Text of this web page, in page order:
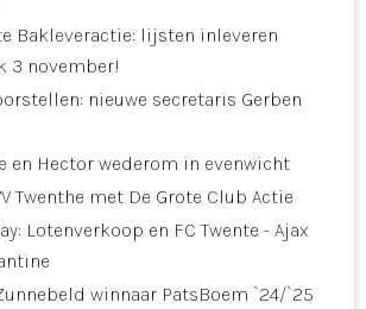
Bakleveractie: lijsten inleveren
3 november!
nieuwe secretaris Gerben
en Hector wederom in evenwicht
Twenthe met De Grote Club Actie
Lotenverkoop en FC Twente - Ajax
winnaar PatsBoem `24/`25